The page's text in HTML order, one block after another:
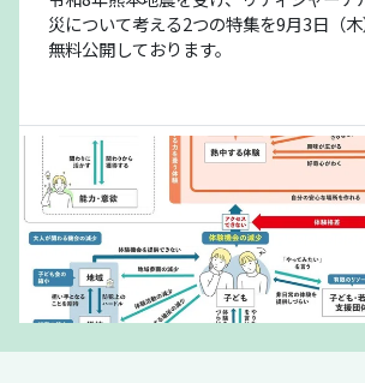
災について考える2つの特集を9月3日（
無料公開しております。